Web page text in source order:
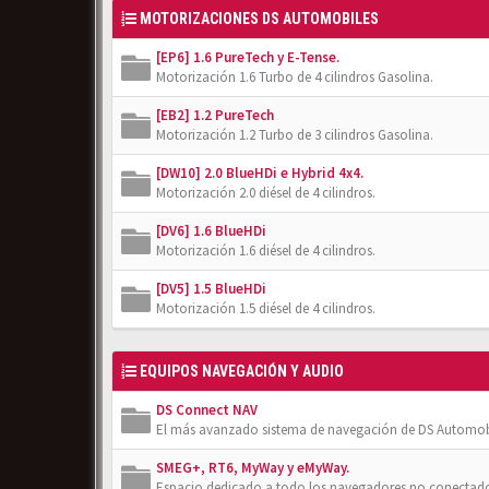
MOTORIZACIONES DS AUTOMOBILES
[EP6] 1.6 PureTech y E-Tense.
Motorización 1.6 Turbo de 4 cilindros Gasolina.
[EB2] 1.2 PureTech
Motorización 1.2 Turbo de 3 cilindros Gasolina.
[DW10] 2.0 BlueHDi e Hybrid 4x4.
Motorización 2.0 diésel de 4 cilindros.
[DV6] 1.6 BlueHDi
Motorización 1.6 diésel de 4 cilindros.
[DV5] 1.5 BlueHDi
Motorización 1.5 diésel de 4 cilindros.
EQUIPOS NAVEGACIÓN Y AUDIO
DS Connect NAV
El más avanzado sistema de navegación de DS
SMEG+, RT6, MyWay y eMyWay.